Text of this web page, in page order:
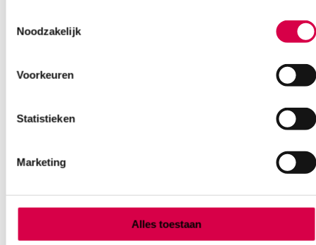
Noodzakelijk
Voorkeuren
Statistieken
Marketing
Alles toestaan
LOHMANN
36 stuks, 15cm x 3m, onsteriel